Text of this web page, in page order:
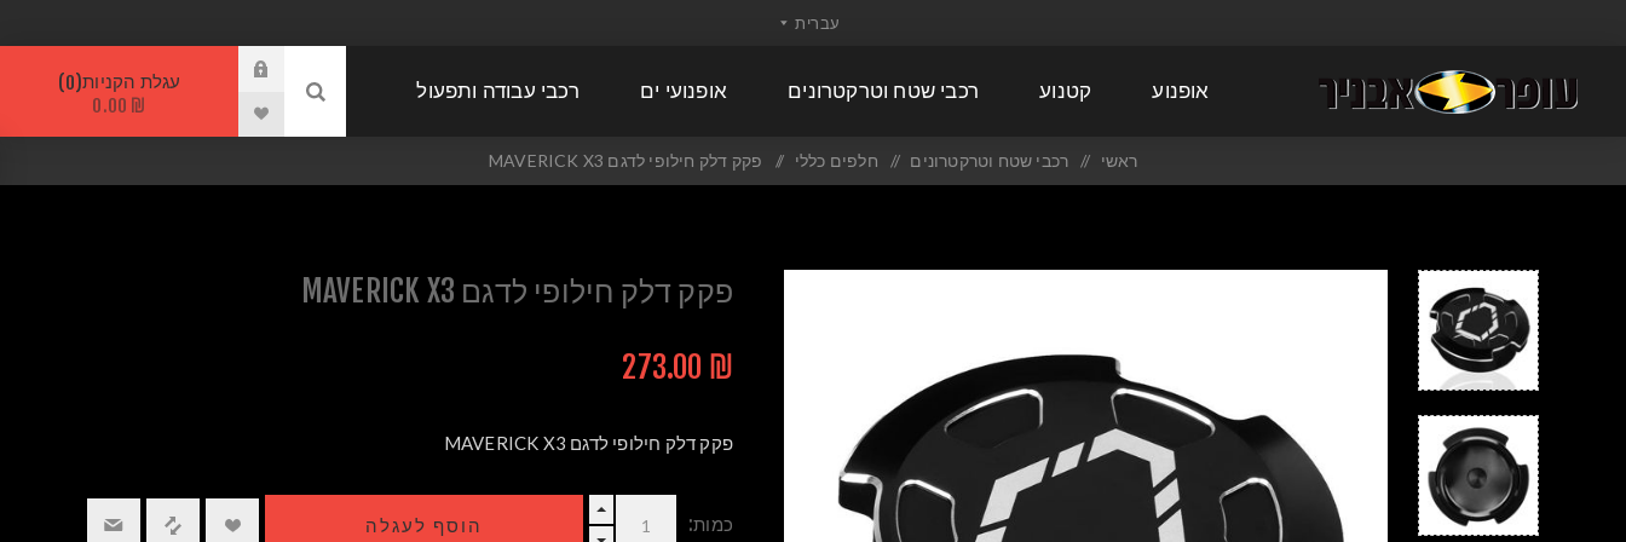
אופנוע קטנוע רכבי שטח וטרקטרונים אופנועי ים רכבי עבודה ותפעול עגלת הקניות 0
₪ 0.00
ראשי / רכבי שטח וטרקטרונים / חלפים כללי / פקק דלק חילופי לדגם MAVERICK X3
פקק דלק חילופי לדגם MAVERICK X3
₪ 273.00
פקק דלק חילופי לדגם MAVERICK X3
כמות: